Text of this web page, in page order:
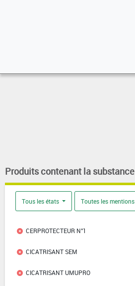
Produits contenant la substance
Tous les états Toutes les mentions
CERPROTECTEUR N°1
CICATRISANT SEM
CICATRISANT UMUPRO